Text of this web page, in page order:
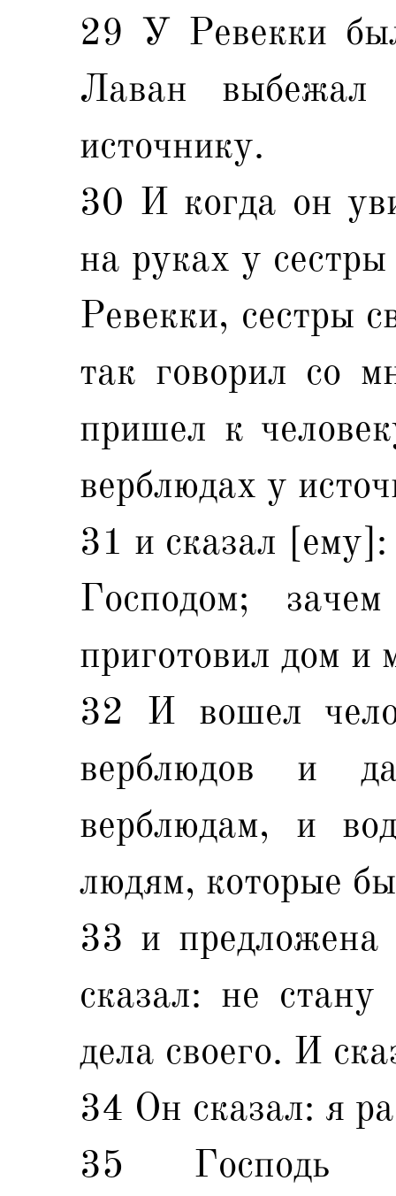
29 У Ревекки
Лаван
источнику.
30 И когда он
на руках у
Ревекки, сестры
так говорил со
пришел к
верблюдах у
31 и сказал [ему]:
Господом;
приготовил дом и
32 И вошел
верблюдов и
верблюдам, и
людям, которые
33 и
сказал: не
дела своего. И
34 Он сказал: я
35 Господь